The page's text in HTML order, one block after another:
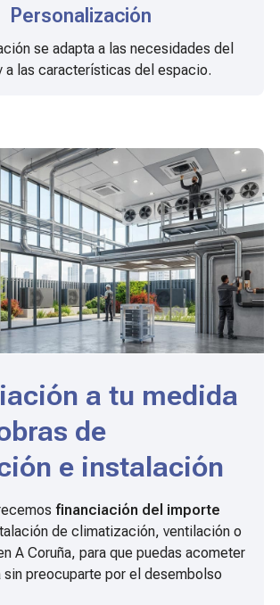
Personalización
se adapta a las necesidades del
a las características del espacio.
a tu medida
de
e instalación
financiación del importe
de climatización, ventilación o
A Coruña, para que puedas acometer
sin preocuparte por el desembolso